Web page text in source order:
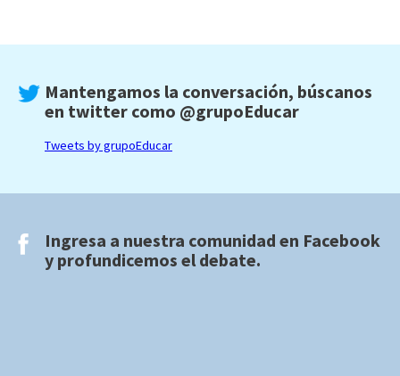
Mantengamos la conversación, búscanos
en twitter como @grupoEducar
Tweets by grupoEducar
Ingresa a nuestra comunidad en Facebook
y profundicemos el debate.